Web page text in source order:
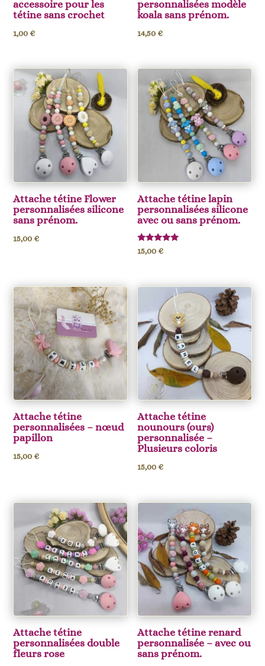
accessoire pour les
tétine sans crochet
1,00 €
personnalisées modèle
koala sans prénom.
14,50 €
Attache tétine Flower
personnalisées silicone
sans prénom.
15,00 €
Attache tétine lapin
personnalisées silicone
avec ou sans prénom.
Note
5.00
15,00 €
Attache tétine
personnalisées – nœud
papillon
15,00 €
Attache tétine
nounours (ours)
personnalisée –
Plusieurs coloris
15,00 €
Attache tétine
personnalisées double
fleurs rose
Attache tétine renard
personnalisée – avec ou
sans prénom.